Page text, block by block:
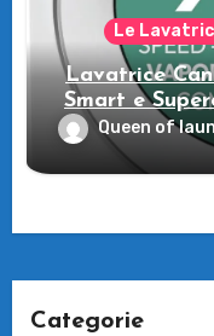
Le
Lavatrice
Smart e
Queen of
Categorie